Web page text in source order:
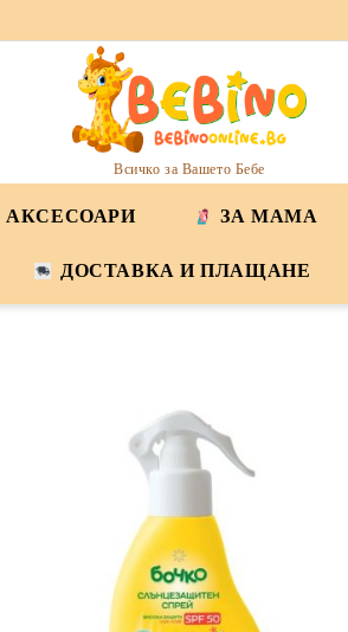
Всичко за Вашето Бебе
АКСЕСОАРИ ЗА МАМА
ДОСТАВКА И ПЛАЩАНЕ